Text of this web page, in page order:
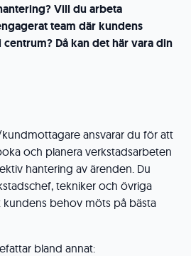
Vill du arbeta
team där kundens
Då kan det här vara din
ansvarar du för att
och planera verkstadsarbeten
hantering av ärenden. Du
tekniker och övriga
kundens behov möts på bästa
bland annat: